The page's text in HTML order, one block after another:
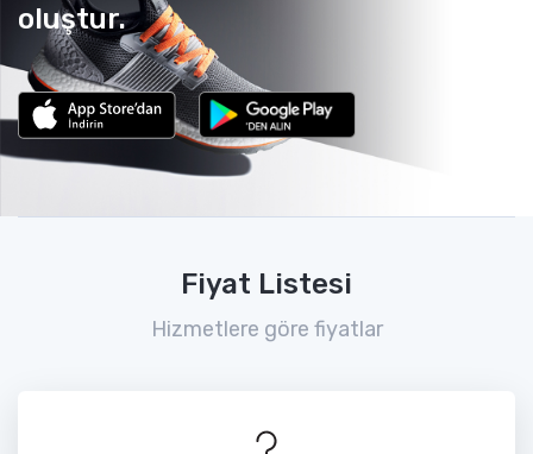
oluştur.
Fiyat Listesi
Hizmetlere göre fiyatlar